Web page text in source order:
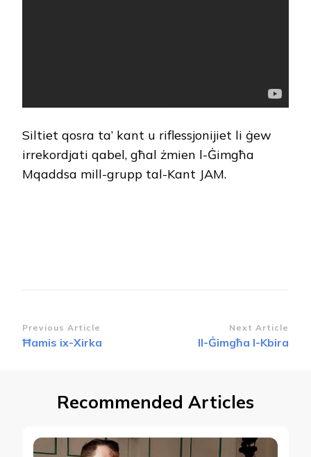
Siltiet qosra ta’ kant u riflessjonijiet li ġew
irrekordjati qabel, għal żmien l-Ġimgħa
Mqaddsa mill-grupp tal-Kant JAM.
Post
Navigation
Previous Article
Ħamis ix-Xirka
Next Article
Il-Ġimgħa l-Kbira
Recommended Articles